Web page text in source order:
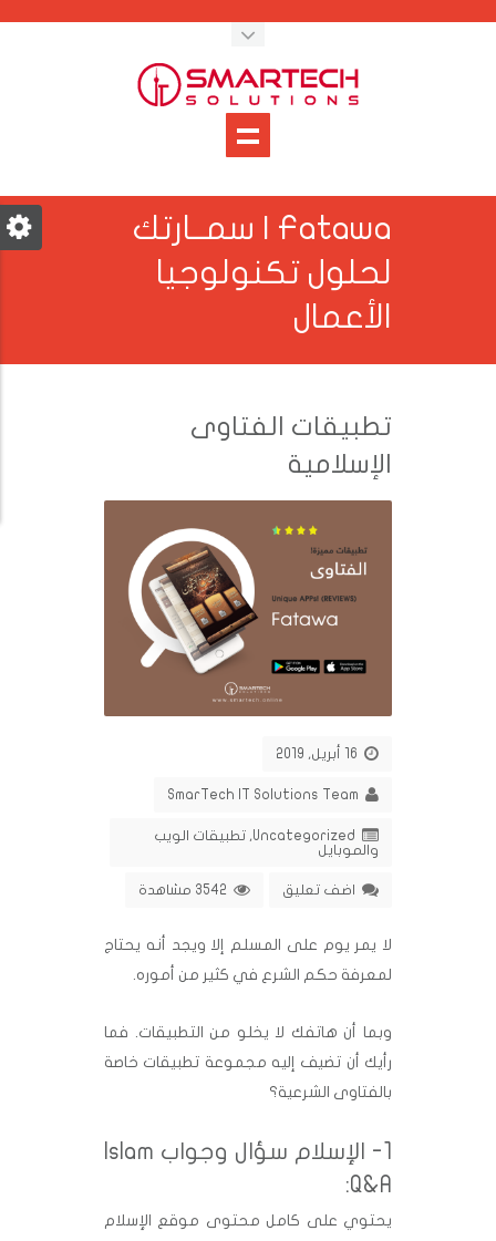
Fatawa | سمــارتك
لحلول تكنولوجيا
الأعمال
تطبيقات الفتاوى
الإسلامية
SmarTech IT Solutions Team
Uncategorized
, تطبيقات الويب
والموبايل
اضف تعليق
لا يمر يوم على المسلم إلا ويجد أنه يحتاج
لمعرفة حكم الشرع في كثير من أموره.
وبما أن هاتفك لا يخلو من التطبيقات. فما
رأيك أن تضيف إليه مجموعة تطبيقات خاصة
بالفتاوى الشرعية؟
1- الإسلام سؤال وجواب Islam
Q&A:
يحتوي على كامل محتوى موقع الإسلام